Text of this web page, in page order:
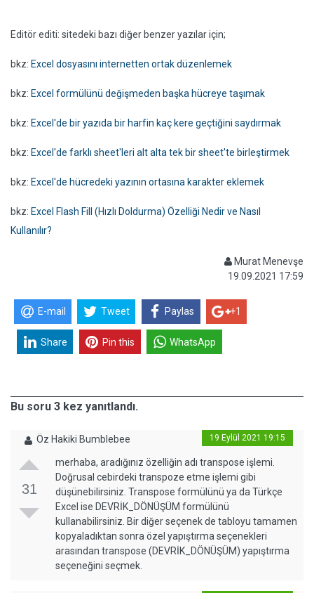
Editör editi: sitedeki bazı diğer benzer yazılar için;
bkz: Excel dosyasını internetten ortak düzenlemek
bkz: Excel formülünü değişmeden başka hücreye taşımak
bkz: Excel'de bir yazıda bir harfin kaç kere geçtiğini saydırmak
bkz: Excel'de farklı sheet'leri alt alta tek bir sheet'te birleştirmek
bkz: Excel'de hücredeki yazının ortasına karakter eklemek
bkz: Excel Flash Fill (Hızlı Doldurma) Özelliği Nedir ve Nasıl
Kullanılır?
Murat Menevşe
19.09.2021 17:59
E-mail Tweet Paylas +1
Share Pin this WhatsApp
Bu soru 3 kez yanıtlandı.
Öz Hakiki Bumblebee 19 Eylül 2021 19:15
31
merhaba, aradığınız özelliğin adı transpose işlemi.
Doğrusal cebirdeki transpoze etme işlemi gibi
düşünebilirsiniz. Transpose formülünü ya da Türkçe
Excel ise DEVRİK_DÖNÜŞÜM formülünü
kullanabilirsiniz. Bir diğer seçenek de tabloyu tamamen
kopyaladıktan sonra özel yapıştırma seçenekleri
arasından transpose (DEVRİK_DÖNÜŞÜM) yapıştırma
seçeneğini seçmek.